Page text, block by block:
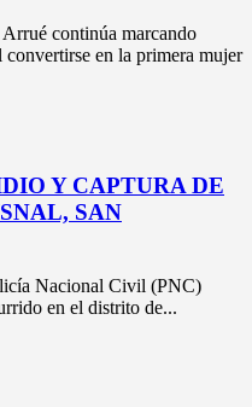
continúa marcando
en la primera mujer
Y CAPTURA DE
SAN
Nacional Civil (PNC)
en el distrito de...